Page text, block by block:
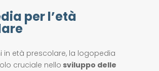
per l’età
in età prescolare, la logopedia
cruciale nello sviluppo delle